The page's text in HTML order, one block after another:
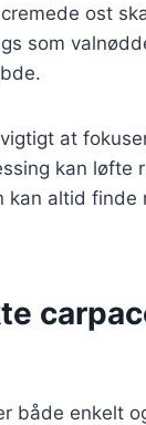
ost
som
at
kan løfte
altid finde
både enkelt